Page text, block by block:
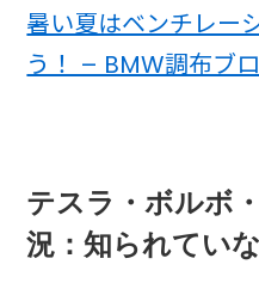
暑い夏はベンチレー
う！ – BMW調布ブ
テスラ・ボルボ
況：知られてい